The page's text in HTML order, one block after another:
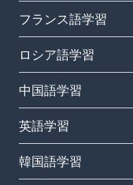
フランス語学習
ロシア語学習
中国語学習
英語学習
韓国語学習